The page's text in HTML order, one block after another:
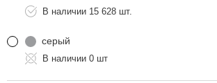
15 628 шт.
серый
0 шт